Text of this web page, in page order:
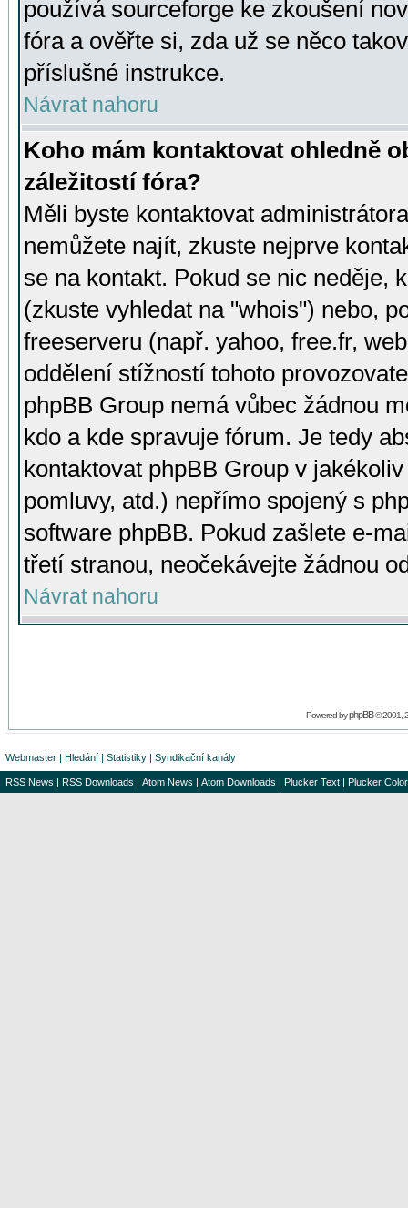
používá sourceforge ke zkoušení
fóra a ověřte si, zda už se něco
příslušné instrukce.
Návrat nahoru
Koho mám kontaktovat ohledně
záležitostí fóra?
Měli byste kontaktovat
nemůžete najít, zkuste nejprve
se na kontakt. Pokud se nic neděje,
(zkuste vyhledat na "whois") nebo,
freeserveru (např. yahoo, free.fr,
oddělení stížností tohoto
phpBB Group nemá vůbec žádnou
kdo a kde spravuje fórum. Je tedy
kontaktovat phpBB Group v
pomluvy, atd.) nepřímo spojený s
software phpBB. Pokud zašlete e-
třetí stranou, neočekávejte žádnou
Návrat nahoru
Powered byphpBB© 2001,
Webmaster | Hledání | Statistiky | Syndikační kanály
RSS News | RSS Downloads | Atom News | Atom Downloads | Plucker Text | Plucker Color